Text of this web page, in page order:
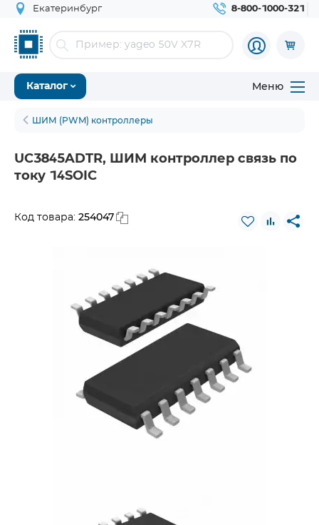
Екатеринбург 8-800-1000-321
Каталог Меню
ШИМ (PWM) контроллеры
UC3845ADTR, ШИМ контроллер связь по
току 14SOIC
Код товара: 254047